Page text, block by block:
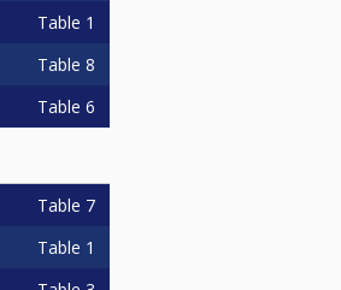
Table 1
Table 8
Table 6
Table 7
Table 1